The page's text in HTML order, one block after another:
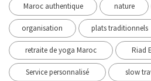
Maroc authentique nature
organisation plats traditionnels
retraite de yoga Maroc Riad
Service personnalisé slow